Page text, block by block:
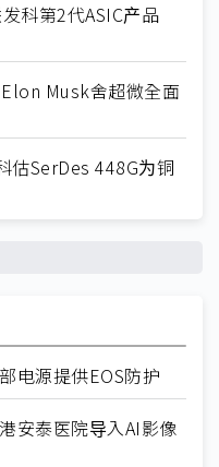
科第2代ASIC产品
Musk舍超微全面
SerDes 448G为铜
电源提供EOS防护
安泰医院导入AI影像